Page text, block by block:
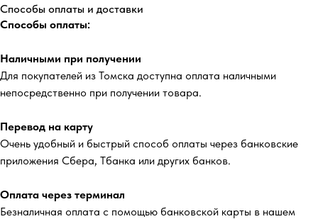
Способы оплаты и доставки
Способы оплаты:
Наличными при получении
Для покупателей из Томска доступна оплата наличными
непосредственно при получении товара.
Перевод на карту
Очень удобный и быстрый способ оплаты через банковские
приложения Сбера, Тбанка или других банков.
Оплата через терминал
Безналичная оплата с помощью банковской карты в нашем